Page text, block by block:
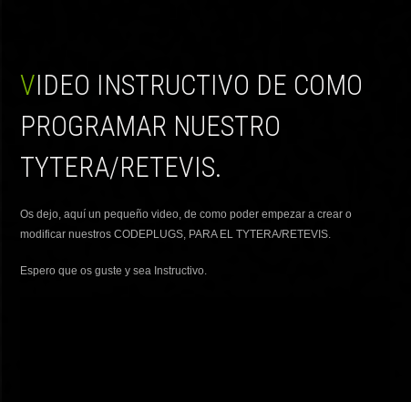
VIDEO INSTRUCTIVO DE COMO
PROGRAMAR NUESTRO
TYTERA/RETEVIS.
Os dejo, aquí un pequeño video, de como poder empezar a crear o
modificar nuestros CODEPLUGS, PARA EL TYTERA/RETEVIS.
Espero que os guste y sea Instructivo.